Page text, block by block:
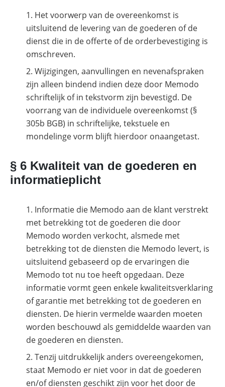
Het voorwerp van de overeenkomst is
uitsluitend de levering van de goederen of de
dienst die in de offerte of de orderbevestiging is
omschreven.
Wijzigingen, aanvullingen en nevenafspraken
zijn alleen bindend indien deze door Memodo
schriftelijk of in tekstvorm zijn bevestigd. De
voorrang van de individuele overeenkomst (§
305b BGB) in schriftelijke, tekstuele en
mondelinge vorm blijft hierdoor onaangetast.
§ 6 Kwaliteit van de goederen en
informatieplicht
Informatie die Memodo aan de klant verstrekt
met betrekking tot de goederen die door
Memodo worden verkocht, alsmede met
betrekking tot de diensten die Memodo levert, is
uitsluitend gebaseerd op de ervaringen die
Memodo tot nu toe heeft opgedaan. Deze
informatie vormt geen enkele kwaliteitsverklaring
of garantie met betrekking tot de goederen en
diensten. De hierin vermelde waarden moeten
worden beschouwd als gemiddelde waarden van
de goederen en diensten.
Tenzij uitdrukkelijk anders overeengekomen,
staat Memodo er niet voor in dat de goederen
en/of diensten geschikt zijn voor het door de